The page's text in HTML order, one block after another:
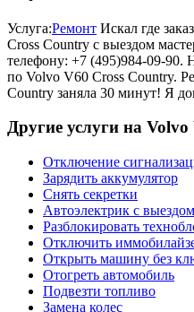
Услуга:Ремонт Искал где
Cross Country с выездом
телефону: +7 (495)984-09-90.
по Volvo V60 Cross Country.
Country заняла 30 минут! Я
Другие услуги на
Отключение
Зарядить аккумулятор
Снять секретки
Автоэлектрик с выездом
Разблокировать
Отключить
Открыть машину без
Отогреть автомобиль
Подвезти топливо
Замена колес